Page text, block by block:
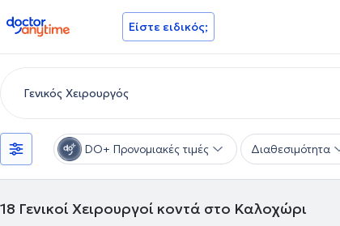
doctoranytime Είστε ειδικός;
DO+ Προνομιακές τιμές Διαθεσιμότητα
18 Γενικοί Χειρουργοί κοντά στο Καλοχώρι